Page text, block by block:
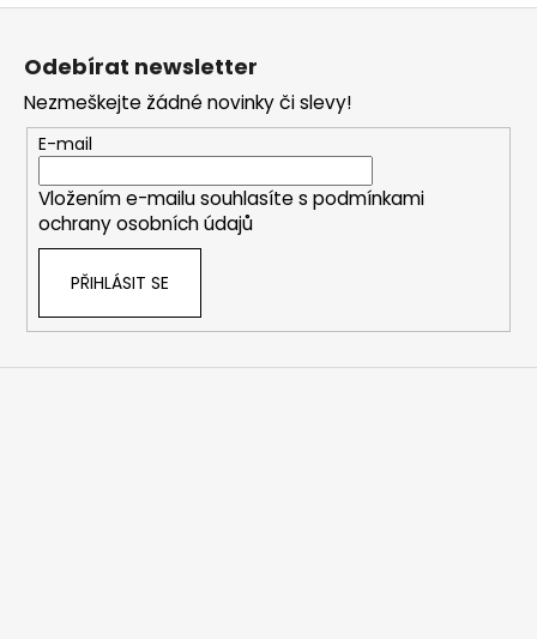
Z
Odebírat newsletter
Nezmeškejte žádné novinky či slevy!
E-mail
Vložením e-mailu souhlasíte s podmínkami
ochrany osobních údajů
PŘIHLÁSIT SE